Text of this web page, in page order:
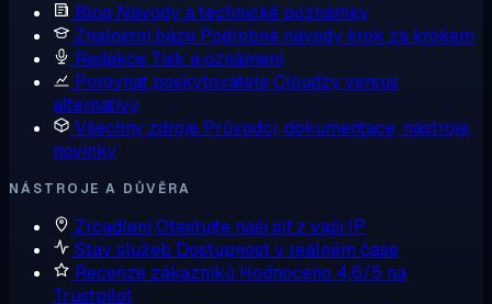
Blog Návody a technické poznámky
Znalostní báze Podrobné návody krok za krokem
Redakce Tisk a oznámení
Porovnat poskytovateleCloudzy versus
alternativy
Všechny zdroje Průvodci, dokumentace, nástroje,
novinky
NÁSTROJE A DŮVĚRA
ZrcadleníOtestujte naši síť z vaší IP
Stav služeb Dostupnost v reálném čase
Recenze zákazníků Hodnoceno 4,6/5 na
Trustpilot